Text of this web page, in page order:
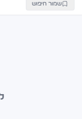
שמור חיפוש